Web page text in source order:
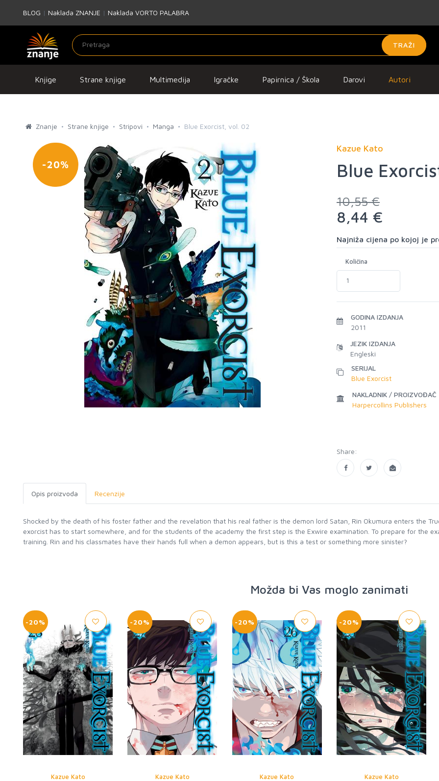
BLOG | Naklada ZNANJE | Naklada VORTO PALABRA
TRAŽI
Knjige Strane knjige Multimedija Igračke Papirnica / Škola Darovi Autori
Znanje Strane knjige Stripovi Manga Blue Exorcist, vol. 02
-20%
Kazue Kato
Blue
10,55 €
8,44 €
Najniža cijena po kojoj je
Količina
GODINA IZDANJA
2011
JEZIK IZDANJA
Engleski
SERIJAL
Blue Exorcist
NAKLADNIK / PROIZVOĐAČ
Harpercollins Publishers
Share:
Opis proizvoda Recenzije
Shocked by the death of his foster father and the revelation that his real father is the demon lord Satan, Rin Okumura enters the
exorcist has to start somewhere, and for the students of the academy the first step is the Exwire examination. To prepare for the
training. Rin and his classmates have their hands full when a demon appears, but is this a test or something more sinister?
Možda bi Vas moglo zanimati
-20%
Kazue Kato
-20%
Kazue Kato
-20%
Kazue Kato
-20%
Kazue Kato